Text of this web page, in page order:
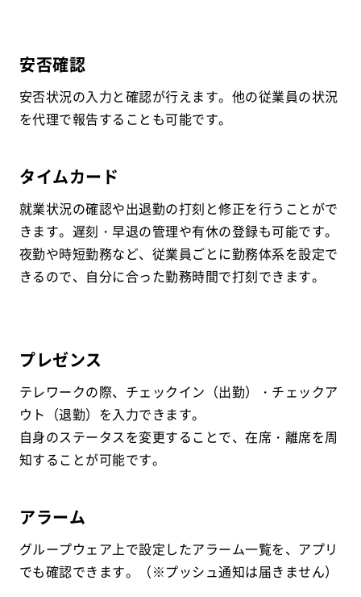
安否確認
安否状況の入力と確認が行えます。他の従業員の状況
を代理で報告することも可能です。
タイムカード
就業状況の確認や出退勤の打刻と修正を行うことがで
きます。遅刻・早退の管理や有休の登録も可能です。
夜勤や時短勤務など、従業員ごとに勤務体系を設定で
きるので、自分に合った勤務時間で打刻できます。
プレゼンス
テレワークの際、チェックイン（出勤）・チェックア
ウト（退勤）を入力できます。
自身のステータスを変更することで、在席・離席を周
知することが可能です。
アラーム
グループウェア上で設定したアラーム一覧を、アプリ
でも確認できます。（※プッシュ通知は届きません）